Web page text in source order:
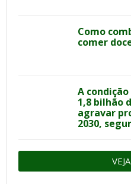
Como
comer
A
1,8 bilhão
agravar
2030,